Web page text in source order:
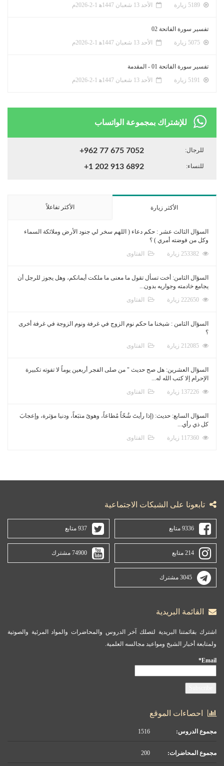
الأحد 13 شعبان 1447ﻫ 1-2-2026م
تفسير سورة الفاتحة 02
الأحد 13 شعبان 1447ﻫ 1-2-2026م
تفسير سورة الفاتحة 01 - المقدمة
الأحد 13 شعبان 1447ﻫ 1-2-2026م
للإشتراك بمجموعة الواتساب
للرجال: +962 77 675 7052
للنساء: +1 202 913 6892
الأكثر زيارة الأكثر تفاعلاً
السؤال الثالث عشر : حكم دعاء ( اللهم سخر لي جنود الأرض وملائكة السماء
وكل من فوضته أمري ) ؟
الفتاوى
السؤال الثامن: أخت تسأل تقول ما معنى ما ملكت أيمانكم، وهل يجوز للرجل أن
يجامع خادمته وجواريه بدون...
الفتاوى
السؤال الثامن : شيخنا ما حكم نوم الزوج في غرفة ونوم الزوجة في غرفة أخرى
؟
الفتاوى
السؤال العشرين: هل صح حديث " من صلى الفجر أربعين يوماً لا تفوته تكبيرة
الإحرام إلا كتب الله له...
الفتاوى
السؤال السابع: حديث: (إذا رأيتَ شُحّاً مُطاعاً، وهوىً متبَعاً، ودنيا مؤثرة، وإعجابَ
كل ذي رأي...
الفتاوى
تابعونا على الشبكات الاجتماعية
9336 متابع 937 متابع
214 متابع 74900 مشترك
3045 مشترك
القائمة البريدية
اشترك بقائمتنا البريدية لتصلك آخر الدروس والمحاضرات والمواد المرئية والصوتية
ولمتابعة أخبار الشيخ ومواعيد مجالسه العلمية.
Email*
احصاءات الموقع
مجموع الدروس:
مجموع المحاضرات: